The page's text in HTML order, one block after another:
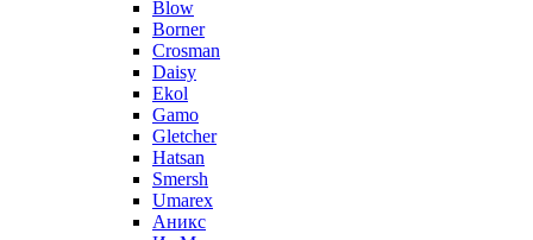
Blow
Borner
Crosman
Daisy
Ekol
Gamo
Gletcher
Hatsan
Smersh
Umarex
Аникс